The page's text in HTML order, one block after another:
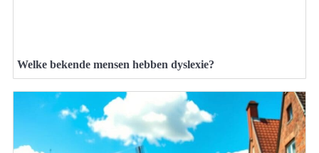
Welke bekende mensen hebben dyslexie?